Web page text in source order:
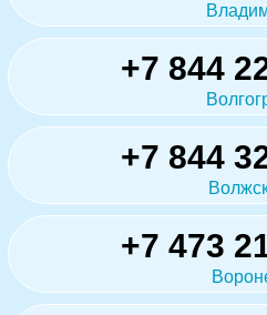
+7 844
+7 844
+7 473